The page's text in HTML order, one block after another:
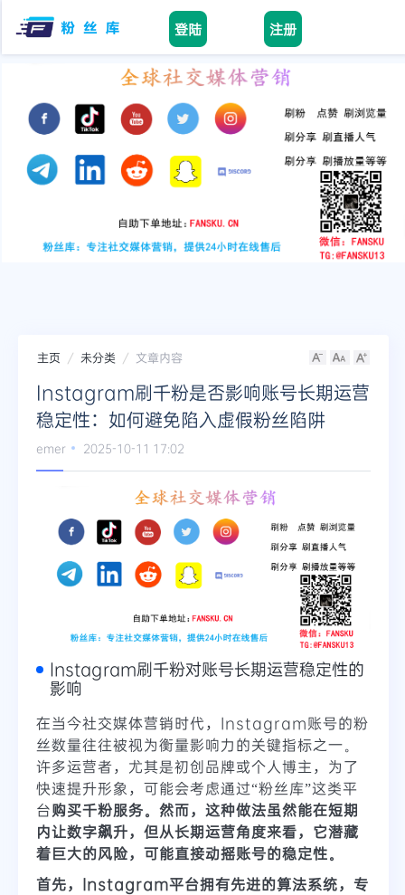
登陆 注册
facebook
tiktok
instagram
twitter
telegram
主页 未分类 文章内容
Instagram刷千粉是否影响账号长期运营
稳定性：如何避免陷入虚假粉丝陷阱
emer 2025-10-11 17:02
Instagram刷千粉对账号长期运营稳定性的
影响
在当今社交媒体营销时代，Instagram账号的粉
丝数量往往被视为衡量影响力的关键指标之一。
许多运营者，尤其是初创品牌或个人博主，为了
快速提升形象，可能会考虑通过“粉丝库”这类平
台购买千粉服务。然而，这种做法虽然能在短期
内让数字飙升，但从长期运营角度来看，它潜藏
着巨大的风险，可能直接动摇账号的稳定性。
首先，Instagram平台拥有先进的算法系统，专